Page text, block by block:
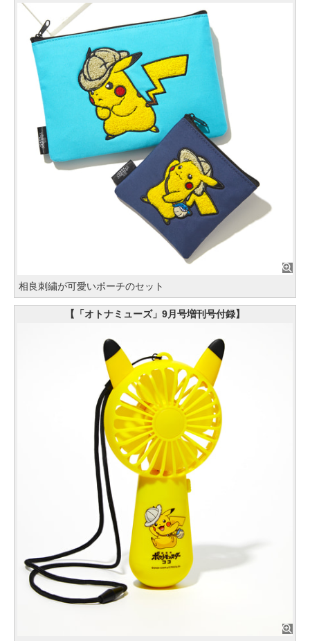
相良刺繍が可愛いポーチのセット
【「オトナミューズ」9月号増刊号付録】